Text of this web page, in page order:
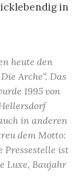
in
heute den
Arche“. Das
1995 von
in anderen
dem Motto:
Pressestelle ist
Luxe, Baujahr